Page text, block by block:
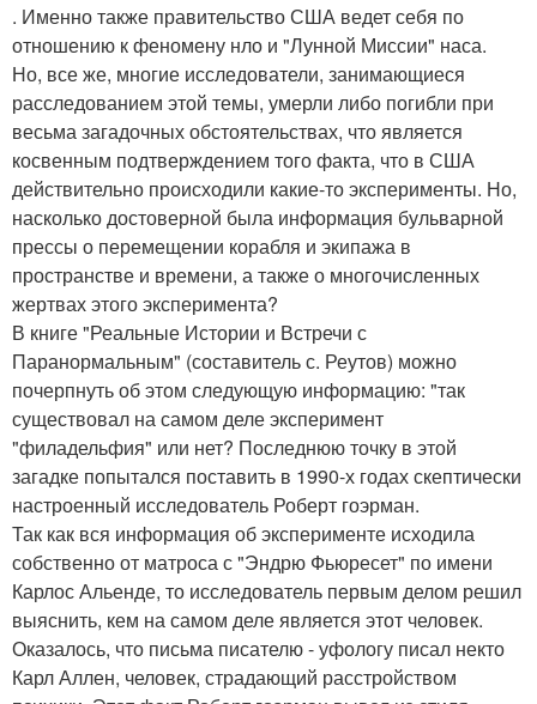
. Именно также правительство США ведет себя по
отношению к феномену нло и "Лунной Миссии" наса.
Но, все же, многие исследователи, занимающиеся
расследованием этой темы, умерли либо погибли при
весьма загадочных обстоятельствах, что является
косвенным подтверждением того факта, что в США
действительно происходили какие-то эксперименты. Но,
насколько достоверной была информация бульварной
прессы о перемещении корабля и экипажа в
пространстве и времени, а также о многочисленных
жертвах этого эксперимента?
В книге "Реальные Истории и Встречи с
Паранормальным" (составитель с. Реутов) можно
почерпнуть об этом следующую информацию: "так
существовал на самом деле эксперимент
"филадельфия" или нет? Последнюю точку в этой
загадке попытался поставить в 1990-х годах скептически
настроенный исследователь Роберт гоэрман.
Так как вся информация об эксперименте исходила
собственно от матроса с "Эндрю Фьюресет" по имени
Карлос Альенде, то исследователь первым делом решил
выяснить, кем на самом деле является этот человек.
Оказалось, что письма писателю - уфологу писал некто
Карл Аллен, человек, страдающий расстройством